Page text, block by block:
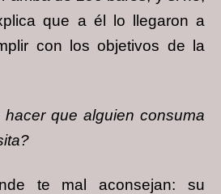
que a él lo llegaron a
con los objetivos de la
que alguien consuma
te mal aconsejan: su